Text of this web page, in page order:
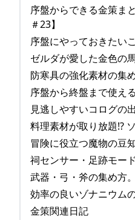
序盤からできる金策ま
＃23】
序盤にやっておきたい
ゼルダが愛した金色の
防寒具の強化素材の集
序盤から終盤まで使え
見逃しやすいコログの
料理素材が取り放題!?
冒険に役立つ魔物の豆
祠センサー・足跡モー
武器・弓・斧の集め方
効率の良いゾナニウム
金策関連日記